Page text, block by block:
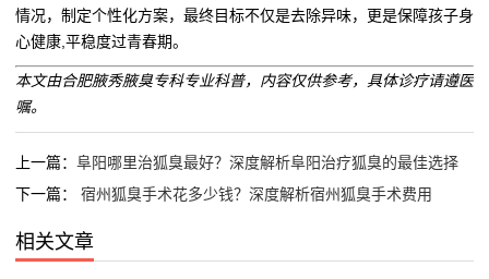
情况，制定个性化方案，最终目标不仅是去除异味，更是保障孩子身
心健康,平稳度过青春期。
本文由合肥腋秀腋臭专科专业科普，内容仅供参考，具体诊疗请遵医
嘱。
上一篇： 阜阳哪里治狐臭最好？深度解析阜阳治疗狐臭的最佳选择
下一篇： 宿州狐臭手术花多少钱？深度解析宿州狐臭手术费用
相关文章